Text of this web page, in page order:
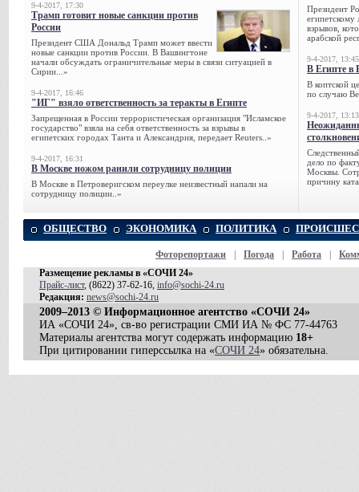
9-4-2017, 17:30
Трамп готовит новые санкции против
России
Президент США Дональд Трамп может ввести
новые санкции против России. В Вашингтоне
начали обсуждать ограничительные меры в связи ситуацией в
Сирии...»
9-4-2017, 16:46
"ИГ" взяло ответственность за теракты в Египте
Запрещенная в России террористическая организация "Исламское
государство" взяла на себя ответственность за взрывы в
египетских городах Танта и Александрия, передает Reuters..»
9-4-2017, 16:31
В Москве ножом ранили сотрудницу полиции
В Москве в Петроверигском переулке неизвестный напали на
сотрудницу полиции..»
Президент
египетскому
взрывов,
арабской
9-4-2017, 13:45
В Египте в
В коптской
по случаю
9-4-2017, 13:13
дело по
Москвы.
причину
ОБЩЕСТВО ЭКОНОМИКА ПОЛИТИКА
Фоторепортажи Погода Работа
Размещение рекламы в «СОЧИ 24»
Прайс-лист, (8622) 37-62-16, info@sochi-24.ru
Редакция: news@sochi-24.ru
2009–2013 © Информационное агентство «СОЧИ 24»
ИА «СОЧИ 24», св-во регистрации СМИ ИА № ФС 77-44763
Материалы агентства могут содержать информацию 18+
При цитировании гиперссылка на «СОЧИ 24» обязательна.